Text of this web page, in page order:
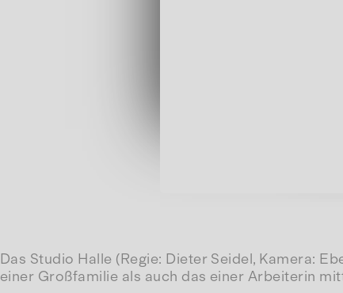
Das Studio Halle (Regie: Dieter Seidel, Kamera:
einer Großfamilie als auch das einer Arbeiterin